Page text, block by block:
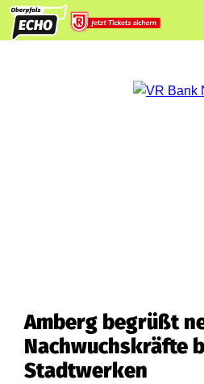
Amberg begrüßt
Nachwuchskräfte
Stadtwerken